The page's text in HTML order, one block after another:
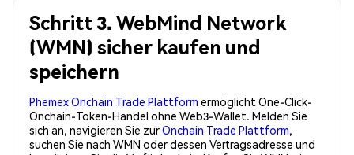
Schritt 3. WebMind Network
(WMN) sicher kaufen und
speichern
Phemex Onchain Trade Plattform ermöglicht One-Click-
Onchain-Token-Handel ohne Web3-Wallet. Melden Sie
sich an, navigieren Sie zurOnchain Trade Plattform,
suchen Sie nach WMN oder dessen Vertragsadresse und